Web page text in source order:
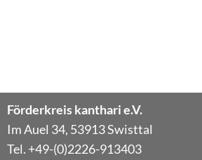
Förderkreis kanthari e.V.
Im Auel 34, 53913 Swisttal
Tel. +49-(0)2226-913403